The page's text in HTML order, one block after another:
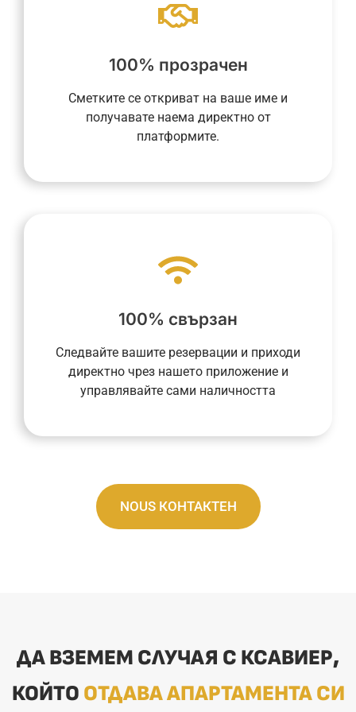
100% прозрачен
Сметките се откриват на ваше име и
получавате наема директно от
платформите.
Прозрачността е от съществено значение
за нас. Сметките, открити на ваше име, ви
позволяват да бъдете директен
това да ни плащате комисионната. Освен
минали, настоящи и бъдещи наеми чрез
вашето специално приложение.
100% свързан
Следвайте вашите резервации и приходи
директно чрез нашето приложение и
управлявайте сами наличността
Нашата напълно свързана консиерж
услуга ви позволява да наблюдавате
имота си по всяко време и навсякъде.
Вашето присъствие на място не е
дигитални процеси във всеки аспект от
ежедневието, за да ви улесни.
NOUS КОНТАКТЕН
ДА ВЗЕМЕМ СЛУЧАЯ С КСАВИЕР,
КОЙТО ОТДАВА АПАРТАМЕНТА СИ